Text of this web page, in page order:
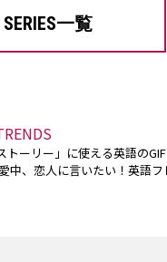
SERIES一覧
トーリー」に使える英語の
中、恋人に言いたい！英語フ